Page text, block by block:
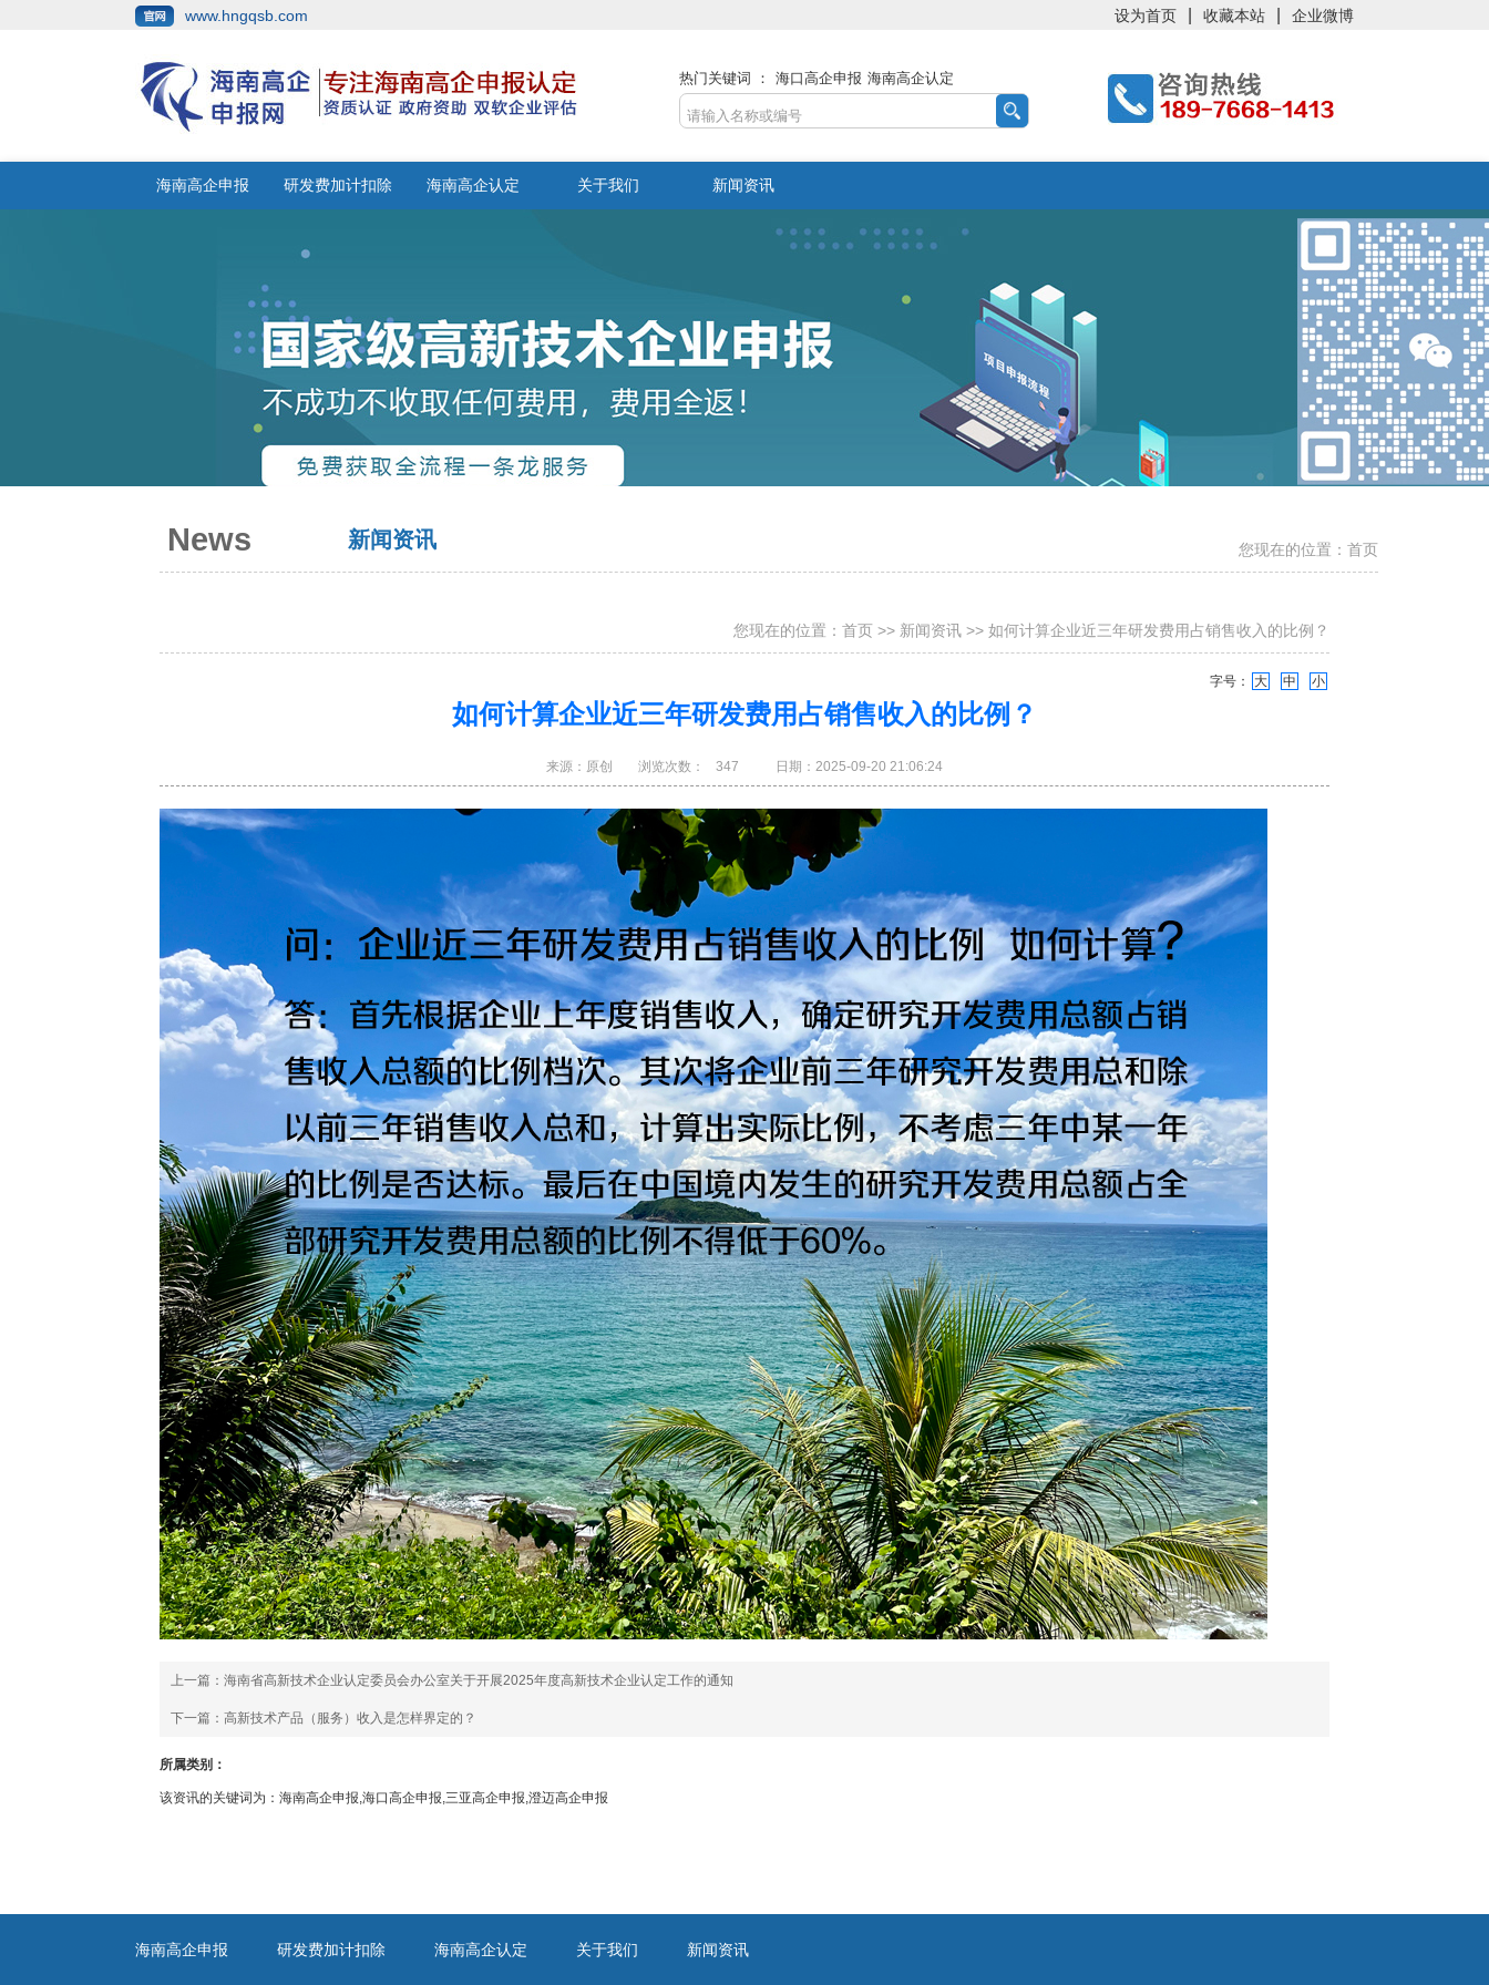
www.hngqsb.com 设为首页 收藏本站 企业微博
热门关键词 ： 海口高企申报 海南高企认定
海南高企申报 研发费加计扣除 海南高企认定 关于我们 新闻资讯
您现在的位置： 首页
News 新闻资讯
您现在的位置： 首页 >> 新闻资讯 >> 如何计算企业近三年研发费用占销售收入的比例？
字号： 大 中 小
如何计算企业近三年研发费用占销售收入的比例？
来源： 原创 浏览次数： 347 日期： 2025-09-20 21:06:24
上一篇： 海南省高新技术企业认定委员会办公室关于开展2025年度高新技术企业认定工作的通知
下一篇： 高新技术产品（服务）收入是怎样界定的？
所属类别：
该资讯的关键词为：海南高企申报,海口高企申报,三亚高企申报,澄迈高企申报
海南高企申报 研发费加计扣除 海南高企认定 关于我们 新闻资讯